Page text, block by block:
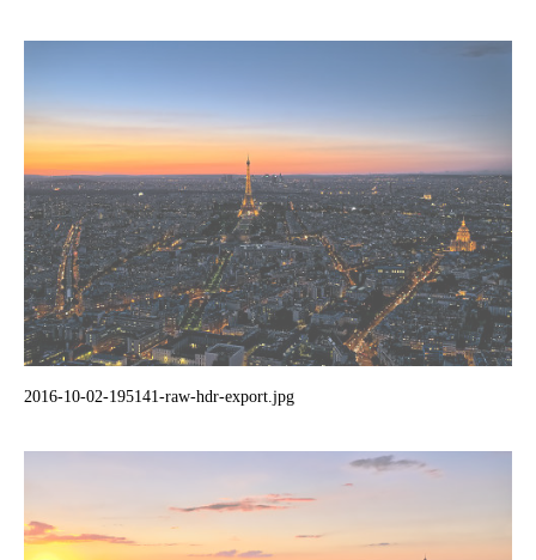
2016-10-02-195141-raw-hdr-export.jpg